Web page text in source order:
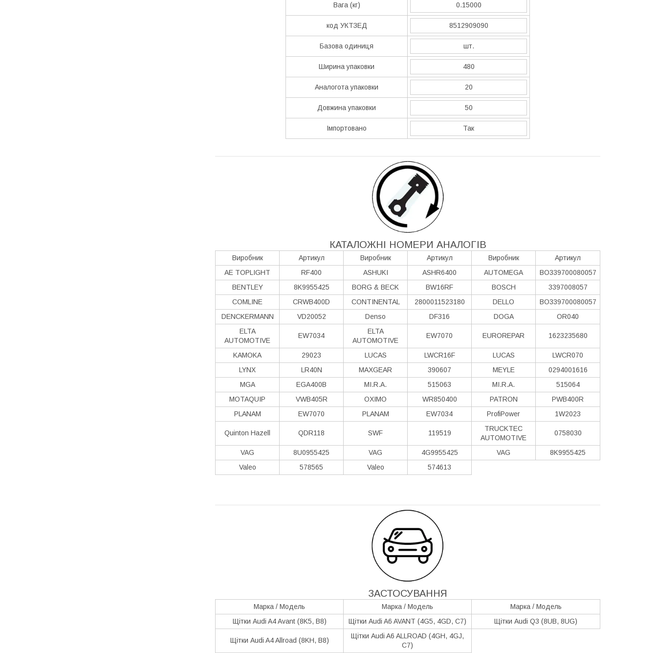
Вага (кг) 0.15000
код УКТЗЕД 8512909090
Базова одиниця шт.
Ширина упаковки 480
Аналогота упаковки 20
Довжина упаковки 50
Імпортовано Так
КАТАЛОЖНІ НОМЕРИ АНАЛОГІВ
Виробник Артикул Виробник Артикул Виробник
Артикул
AE TOPLIGHT
RF400 ASHUKI ASHR6400 AUTOMEGA
BO339700080057
BENTLEY
8K9955425 BORG & BECK BW16RF BOSCH
3397008057
COMLINE
CRWB400D CONTINENTAL 2800011523180 DELLO
BO339700080057
DENCKERMANN
VD20052 Denso DF316 DOGA
OR040
ELTA
AUTOMOTIVE
EW7034
ELTA
AUTOMOTIVE
EW7070 EUROREPAR 1623235680
KAMOKA 29023 LUCAS LWCR16F LUCAS
LWCR070
LYNX
LR40N MAXGEAR 390607 MEYLE
0294001616
MGA
EGA400B MI.R.A. 515063 MI.R.A.
515064
MOTAQUIP
VWB405R OXIMO WR850400 PATRON
PWB400R
PLANAM
EW7070 PLANAM EW7034 ProfiPower 1W2023
Quinton Hazell QDR118 SWF 119519
TRUCKTEC
AUTOMOTIVE
0758030
VAG 8U0955425 VAG 4G9955425 VAG
8K9955425
Valeo
578565 Valeo 574613
ЗАСТОСУВАННЯ
Марка / Модель Марка / Модель
Марка / Модель
Щітки Audi A4 Avant (8K5, B8)
Щітки Audi A6 AVANT (4G5, 4GD, C7) Щітки Audi Q3 (8UB, 8UG)
Щітки Audi A4 Allroad (8KH, B8)
Щітки Audi A6 ALLROAD (4GH, 4GJ,
C7)